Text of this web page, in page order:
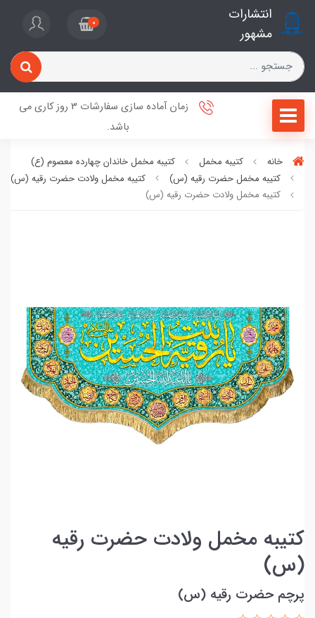
انتشارات
مشهور
0
زمان آماده سازی سفارشات 3 روز کاری می
باشد.
خانه کتیبه مخمل
کتیبه مخمل خاندان چهارده معصوم (ع)
کتیبه مخمل حضرت رقیه (س)
کتیبه مخمل ولادت حضرت رقیه (س)
کتیبه مخمل ولادت حضرت رقیه (س)
کتیبه مخمل ولادت حضرت رقیه
(س)
پرچم حضرت رقیه (س)